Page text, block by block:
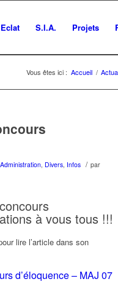
S.I.A. Projets
Vous êtes ici : Accueil /
Administration, Divers, Infos / par
à vous tous !!!
lire l’article dans son
d’éloquence – MAJ 07